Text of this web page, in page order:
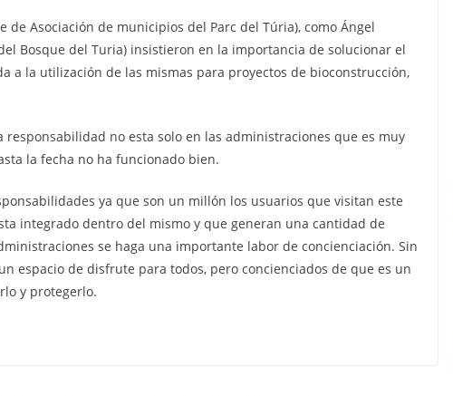
de Asociación de municipios del Parc del Túria), como Ángel
Bosque del Turia) insistieron en la importancia de solucionar el
a la utilización de las mismas para proyectos de bioconstrucción,
responsabilidad no esta solo en las administraciones que es muy
la fecha no ha funcionado bien.
ya que son un millón los usuarios que visitan este
integrado dentro del mismo y que generan una cantidad de
se haga una importante labor de concienciación. Sin
espacio de disfrute para todos, pero concienciados de que es un
y protegerlo.